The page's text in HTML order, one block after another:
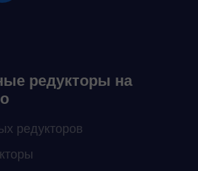
редукторы на
редукторов